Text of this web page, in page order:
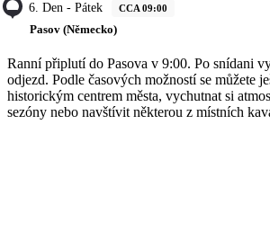
6. Den - Pátek CCA 09:00
Pasov (Německo)
Ranní připlutí do Pasova v 9:00. Po snídani
odjezd. Podle časových možností se můžete
historickým centrem města, vychutnat si
sezóny nebo navštívit některou z místních